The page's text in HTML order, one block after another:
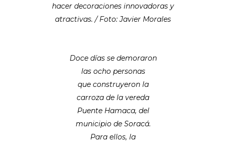
hacer decoraciones innovadoras y
atractivas. / Foto: Javier Morales
Doce días se demoraron
las ocho personas
que construyeron la
carroza de la vereda
Puente Hamaca, del
municipio de Soracá.
Para ellos, la